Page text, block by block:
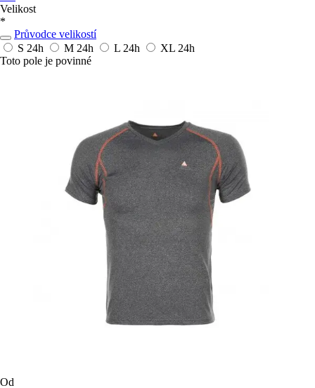
Velikost
*
Průvodce velikostí
S 24h M 24h L 24h XL 24h
Toto pole je povinné
Od